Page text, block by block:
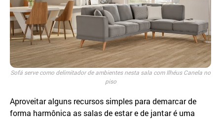
Sofá serve como delimitador de ambientes nesta sala com Ilhéus Canela no
piso
Aproveitar alguns recursos simples para demarcar de
forma harmônica as salas de estar e de jantar é uma